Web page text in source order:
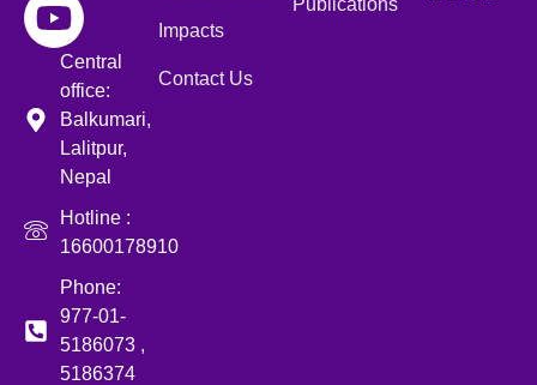
Central
office:
Balkumari,
Lalitpur,
Nepal
Hotline :
16600178910
Phone:
977-01-
5186073 ,
5186374
Impacts
Contact Us
Publications